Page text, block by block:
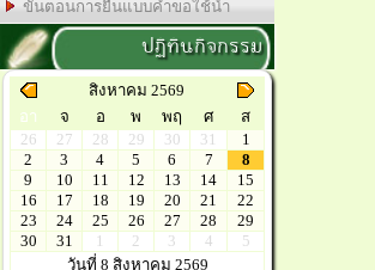
ขั้นตอนการยื่นแบบคำขอใช้น้ำ
ปฏิทินกิจกรรม
สิงหาคม 2569
อา
จ อ พ พฤ ศ
ส
26
27 28 29 30 31
1
2
3 4 5 6 7
8
9
10 11 12 13 14
15
16
17 18 19 20 21
22
23
24 25 26 27 28
29
30
31 1 2 3 4
5
วันที่ 8 สิงหาคม 2569